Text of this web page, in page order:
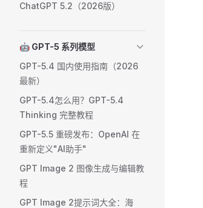
ChatGPT 5.2（2026版）
🤖 GPT-5 系列模型
GPT-5.4 国内使用指南（2026
最新）
GPT-5.4怎么用？GPT-5.4
Thinking 完整教程
GPT-5.5 重磅发布：OpenAI 在
重新定义"AI助手"
GPT Image 2 图像生成与编辑教
程
GPT Image 2提示词大全：海